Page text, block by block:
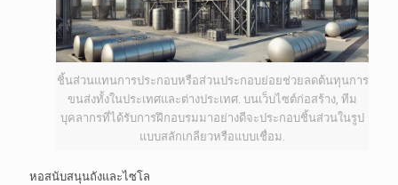
ชิ้นส่วนแทนการประกอบหรือส่วนประกอบย่อยช่วยลดต้นทุนการ
ขนส่งทั้งในประเทศและต่างประเทศ. บนเว็บไซต์ก่อสร้าง, ทีม
บุคลากรที่ได้รับการฝึกอบรมมาอย่างดีจะประกอบชิ้นส่วนในรูป
แบบสลักเกลียวหรือแบบเชื่อม.
หอสนับสนุนถังและไซโล